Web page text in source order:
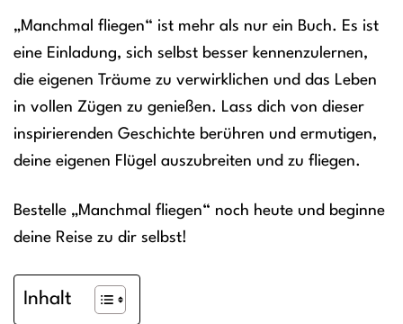
„Manchmal fliegen“ ist mehr als nur ein Buch. Es ist
eine Einladung, sich selbst besser kennenzulernen,
die eigenen Träume zu verwirklichen und das Leben
in vollen Zügen zu genießen. Lass dich von dieser
inspirierenden Geschichte berühren und ermutigen,
deine eigenen Flügel auszubreiten und zu fliegen.
Bestelle „Manchmal fliegen“ noch heute und beginne
deine Reise zu dir selbst!
Inhalt